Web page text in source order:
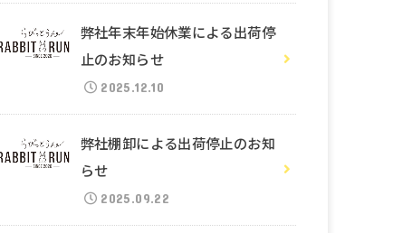
弊社年末年始休業による出荷停
止のお知らせ
2025.12.10
弊社棚卸による出荷停止のお知
らせ
2025.09.22